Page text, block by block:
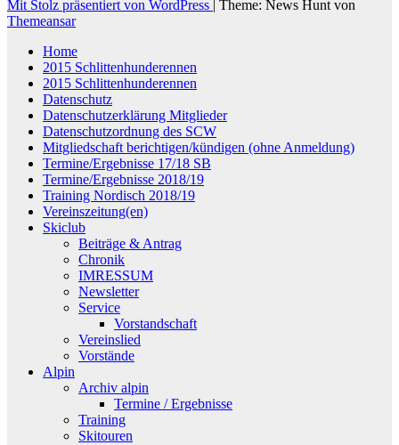
Mit Stolz präsentiert von WordPress | Theme: News Hunt von
Themeansar
Home
2015 Schlittenhunderennen
2015 Schlittenhunderennen
Datenschutz
Datenschutzerklärung Mitglieder
Datenschutzordnung des SCW
Mitgliedschaft berichtigen/kündigen (ohne Anmeldung)
Termine/Ergebnisse 17/18 SB
Termine/Ergebnisse 2018/19
Training Nordisch 2018/19
Vereinszeitung(en)
Skiclub
Beiträge & Antrag
Chronik
IMRESSUM
Newsletter
Service
Vorstandschaft
Vereinslied
Vorstände
Alpin
Archiv alpin
Termine / Ergebnisse
Training
Skitouren